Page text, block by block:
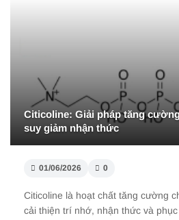
Citicoline: Giải pháp tăng
suy giảm nhận thức
01/06/2026 0
Citicoline là hoạt chất tăng cường
cải thiện trí nhớ, nhận thức và